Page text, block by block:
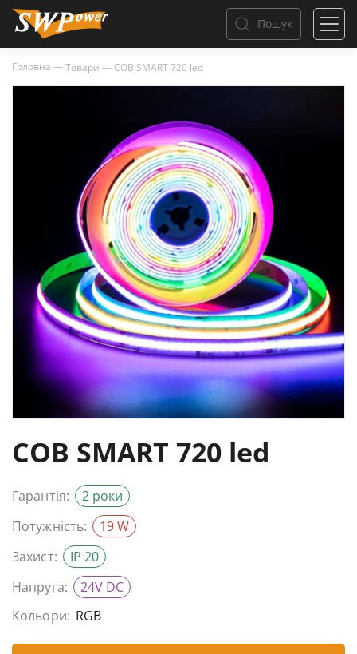
Пошук
Головна —Товари — COB SMART 720 led
COB SMART 720 led
Гарантія:
2 роки
Потужність:
19 W
Захист:
IP 20
Напруга:
24V DC
Кольори: RGB